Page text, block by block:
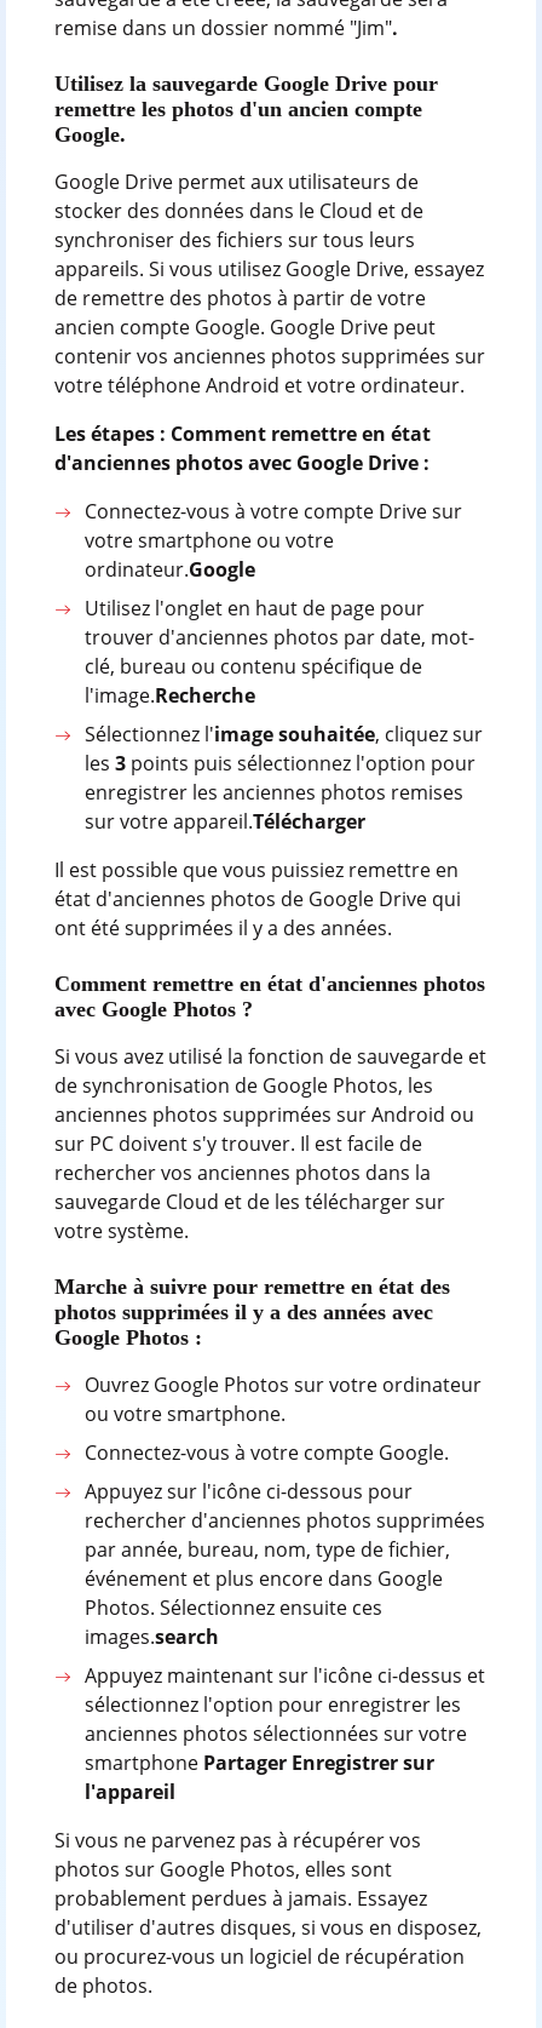
remise dans un dossier nommé "Jim".
Utilisez la sauvegarde Google Drive pour
remettre les photos d'un ancien compte
Google.
Google Drive permet aux utilisateurs de
stocker des données dans le Cloud et de
synchroniser des fichiers sur tous leurs
appareils. Si vous utilisez Google Drive, essayez
de remettre des photos à partir de votre
ancien compte Google. Google Drive peut
contenir vos anciennes photos supprimées sur
votre téléphone Android et votre ordinateur.
Les étapes : Comment remettre en état
d'anciennes photos avec Google Drive :
Connectez-vous à votre compte Drive sur
votre smartphone ou votre
ordinateur.Google
Utilisez l'onglet en haut de page pour
trouver d'anciennes photos par date, mot-
clé, bureau ou contenu spécifique de
l'image.Recherche
Sélectionnez l'image souhaitée, cliquez sur
les3 points puis sélectionnez l'option pour
enregistrer les anciennes photos remises
sur votre appareil.Télécharger
Il est possible que vous puissiez remettre en
état d'anciennes photos de Google Drive qui
ont été supprimées il y a des années.
Comment remettre en état d'anciennes photos
avec Google Photos ?
Si vous avez utilisé la fonction de sauvegarde et
de synchronisation de Google Photos, les
anciennes photos supprimées sur Android ou
sur PC doivent s'y trouver. Il est facile de
rechercher vos anciennes photos dans la
sauvegarde Cloud et de les télécharger sur
votre système.
Marche à suivre pour remettre en état des
photos supprimées il y a des années avec
Google Photos :
Ouvrez Google Photos sur votre ordinateur
ou votre smartphone.
Connectez-vous à votre compte Google.
Appuyez sur l'icône ci-dessous pour
rechercher d'anciennes photos supprimées
par année, bureau, nom, type de fichier,
événement et plus encore dans Google
Photos. Sélectionnez ensuite ces
images.search
Appuyez maintenant sur l'icône ci-dessus et
sélectionnez l'option pour enregistrer les
anciennes photos sélectionnées sur votre
smartphone Partager Enregistrer sur
l'appareil
Si vous ne parvenez pas à récupérer vos
photos sur Google Photos, elles sont
probablement perdues à jamais. Essayez
d'utiliser d'autres disques, si vous en disposez,
ou procurez-vous un logiciel de récupération
de photos.